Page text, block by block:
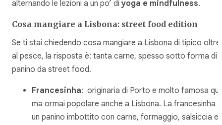
alternando le lezioni a un po’ di yoga e mindfulness.
Cosa mangiare a Lisbona: street food edition
Se ti stai chiedendo cosa mangiare a Lisbona di tipico oltre
al pesce, la risposta è: tanta carne, spesso sotto forma di
panino da street food.
Francesinha: originaria di Porto e molto famosa qui,
ma ormai popolare anche a Lisbona. La francesinha è
un panino imbottito con carne, formaggio, salsiccia e